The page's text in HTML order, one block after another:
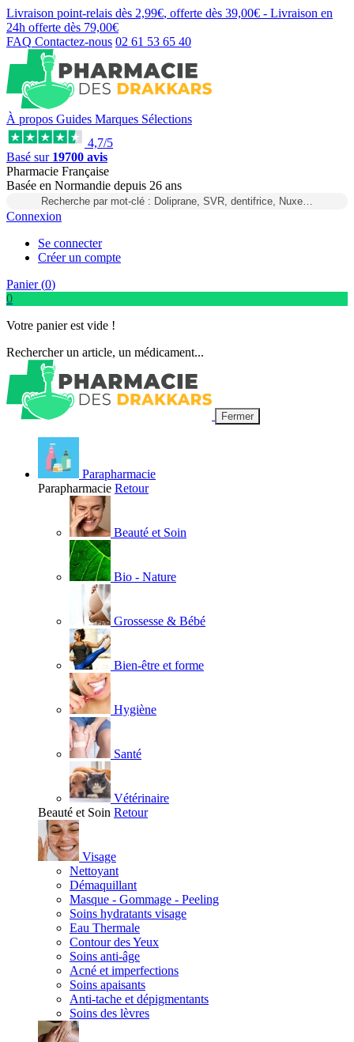
Livraison point-relais dès 2,99€, offerte dès 39,00€ - Livraison en
24h offerte dès 79,00€
FAQ Contactez-nous 02 61 53 65 40
À propos Guides Marques Sélections
4,7/5
Basé sur 19700 avis
Pharmacie Française
Basée en Normandie depuis 26 ans
Recherche par mot-clé : Doliprane, SVR, dentifrice, Nuxe…
Connexion
Se connecter
Créer un compte
Panier (0)
0
Votre panier est vide !
Rechercher un article, un médicament...
Fermer
Parapharmacie
Parapharmacie Retour
Beauté et Soin
Bio - Nature
Grossesse & Bébé
Bien-être et forme
Hygiène
Santé
Vétérinaire
Beauté et Soin Retour
Visage
Nettoyant
Démaquillant
Masque - Gommage - Peeling
Soins hydratants visage
Eau Thermale
Contour des Yeux
Soins anti-âge
Acné et imperfections
Soins apaisants
Anti-tache et dépigmentants
Soins des lèvres